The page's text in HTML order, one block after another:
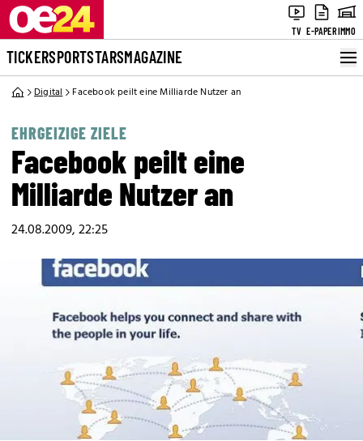
TV E-PAPERIMMO
TICKERSPORTSTARSMAGAZINE
Digital Facebook peilt eine Milliarde Nutzer an
EHRGEIZIGE ZIELE
Facebook peilt eine
Milliarde Nutzer an
24.08.2009, 22:25